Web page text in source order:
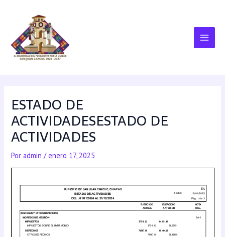
ESTADO DE
ACTIVIDADESESTADO DE
ACTIVIDADES
Poradmin/enero 17, 2025